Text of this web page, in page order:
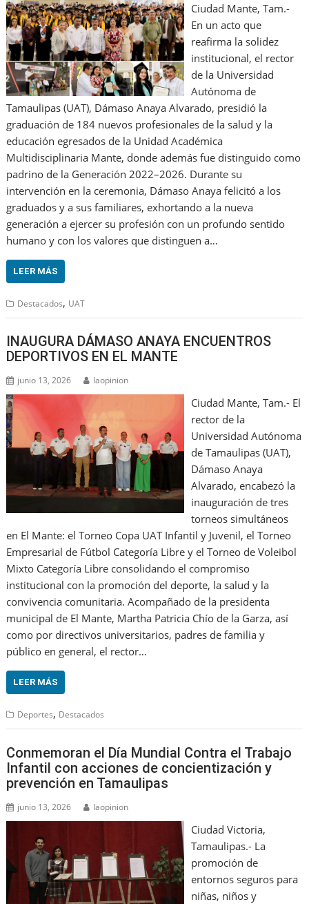
Ciudad Mante, Tam.-
En un acto que
reafirma la solidez
institucional, el rector
de la Universidad
Autónoma de
Tamaulipas (UAT), Dámaso Anaya Alvarado, presidió la
graduación de 184 nuevos profesionales de la salud y la
educación egresados de la Unidad Académica
Multidisciplinaria Mante, donde además fue distinguido como
padrino de la Generación 2022–2026. Durante su
intervención en la ceremonia, Dámaso Anaya felicitó a los
graduados y a sus familiares, exhortando a la nueva
generación a ejercer su profesión con un profundo sentido
humano y con los valores que distinguen a…
LEER MÁS
Destacados, UAT
INAUGURA DÁMASO ANAYA ENCUENTROS
DEPORTIVOS EN EL MANTE
junio 13, 2026 laopinion
Ciudad Mante, Tam.- El
rector de la
Universidad Autónoma
de Tamaulipas (UAT),
Dámaso Anaya
Alvarado, encabezó la
inauguración de tres
torneos simultáneos
en El Mante: el Torneo Copa UAT Infantil y Juvenil, el Torneo
Empresarial de Fútbol Categoría Libre y el Torneo de Voleibol
Mixto Categoría Libre consolidando el compromiso
institucional con la promoción del deporte, la salud y la
convivencia comunitaria. Acompañado de la presidenta
municipal de El Mante, Martha Patricia Chío de la Garza, así
como por directivos universitarios, padres de familia y
público en general, el rector…
LEER MÁS
Deportes, Destacados
Conmemoran el Día Mundial Contra el Trabajo
Infantil con acciones de concientización y
prevención en Tamaulipas
junio 13, 2026 laopinion
Ciudad Victoria,
Tamaulipas.- La
promoción de
entornos seguros para
niñas, niños y